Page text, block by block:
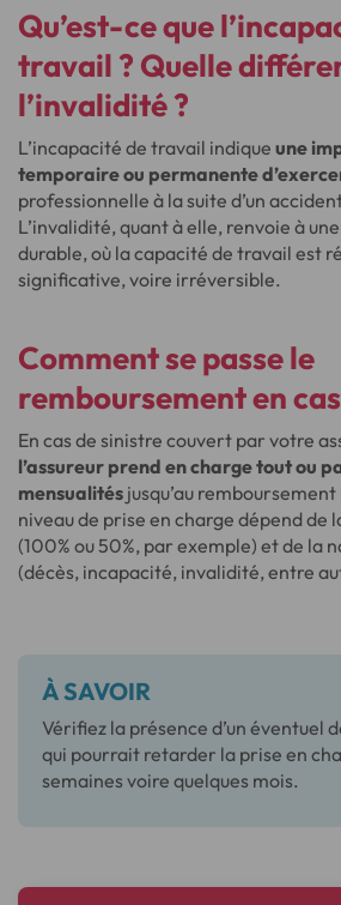
Qu’est-ce que
travail ? Quelle
l’invalidité ?
L’incapacité de travail indique une
temporaire ou permanente
professionnelle à la suite d’un
L’invalidité, quant à elle, renvoie à
durable, où la capacité de travail est
significative, voire irréversible.
Comment se passe le
remboursement en
En cas de sinistre couvert par votre
l’assureur prend en charge tout ou
mensualités jusqu’au
niveau de prise en charge dépend de
(100% ou 50%, par exemple) et de la
(décès, incapacité, invalidité, entre
À SAVOIR
Vérifiez la présence d’un éventuel
qui pourrait retarder la prise en
semaines voire quelques mois.